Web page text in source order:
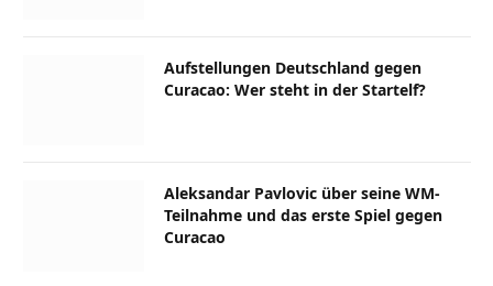
Aufstellungen Deutschland gegen
Curacao: Wer steht in der Startelf?
Aleksandar Pavlovic über seine WM-
Teilnahme und das erste Spiel gegen
Curacao